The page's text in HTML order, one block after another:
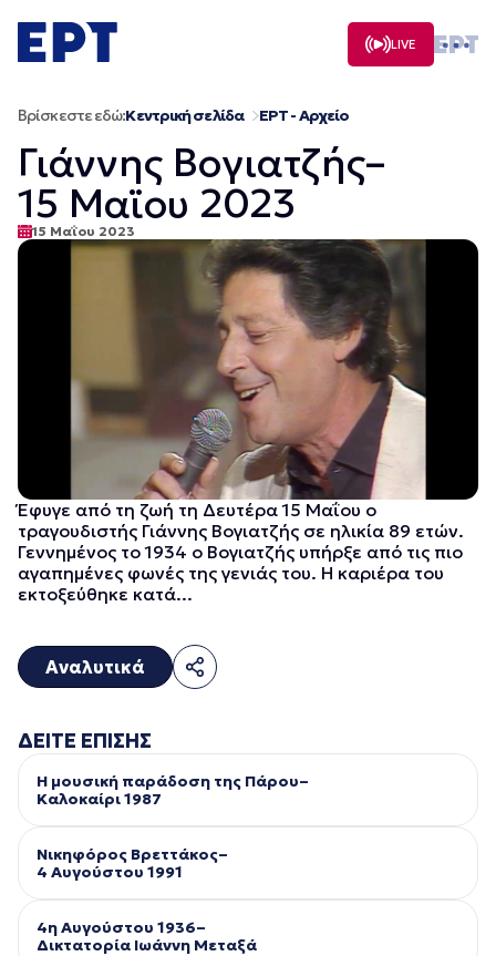
σε
περιεχόμενο
LIVE
Βρίσκεστε εδώ:Κεντρική σελίδα ΕΡΤ - Αρχείο
Γιάννης Βογιατζής–
15 Μαϊου 2023
15 Μαΐου 2023
Έφυγε από τη ζωή τη Δευτέρα 15 Μαΐου ο
τραγουδιστής Γιάννης Βογιατζής σε ηλικία 89 ετών.
Γεννημένος το 1934 ο Βογιατζής υπήρξε από τις πιο
αγαπημένες φωνές της γενιάς του. Η καριέρα του
εκτοξεύθηκε κατά...
Αναλυτικά
ΔΕΙΤΕ ΕΠΙΣΗΣ
Η μουσική παράδοση της Πάρου–
Kαλοκαίρι 1987
Νικηφόρος Βρεττάκος–
4 Αυγούστου 1991
4η Αυγούστου 1936–
Δικτατορία Ιωάννη Μεταξά